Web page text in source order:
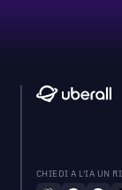
CHIEDI A L'IA UN